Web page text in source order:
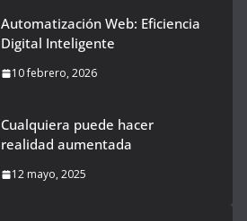
Automatización Web: Eficiencia
Digital Inteligente
10 febrero, 2026
Cualquiera puede hacer
realidad aumentada
12 mayo, 2025